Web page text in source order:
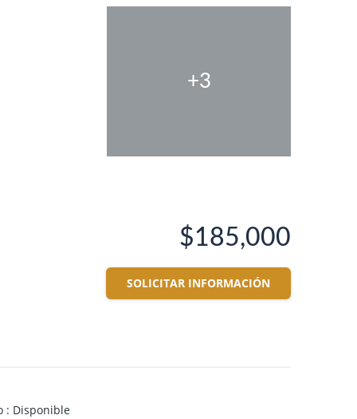
+3
$185,000
SOLICITAR INFORMACIÓN
: Disponible